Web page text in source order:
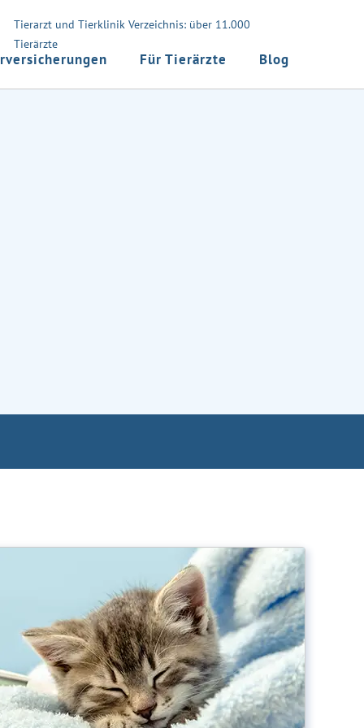
Tierarzt und Tierklinik Verzeichnis: über 11.000
Tierärzte
Für Tierärzte Blog